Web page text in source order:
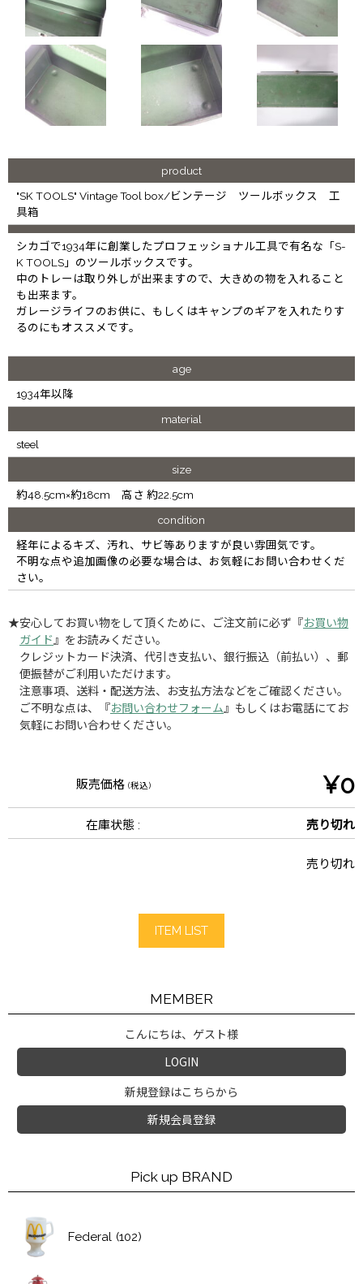
product
"SK TOOLS" Vintage Tool box/ビンテージ ツールボックス 工
具箱
シカゴで1934年に創業したプロフェッショナル工具で有名な「S-
K TOOLS」のツールボックスです。
中のトレーは取り外しが出来ますので、大きめの物を入れること
も出来ます。
ガレージライフのお供に、もしくはキャンプのギアを入れたりす
るのにもオススメです。
age
1934年以降
material
steel
size
約48.5cm×約18cm 高さ 約22.5cm
condition
経年によるキズ、汚れ、サビ等ありますが良い雰囲気です。
不明な点や追加画像の必要な場合は、お気軽にお問い合わせくだ
さい。
★安心してお買い物をして頂くために、ご注文前に必ず『お買い物
ガイド 』をお読みください。
クレジットカード決済、代引き支払い、銀行振込（前払い）、郵
便振替がご利用いただけます。
注意事項、送料・配送方法、お支払方法などをご確認ください。
ご不明な点は、『お問い合わせフォーム 』もしくはお電話にてお
気軽にお問い合わせください。
販売価格 (税込) ¥0
在庫状態 : 売り切れ
売り切れ
ITEM LIST
MEMBER
こんにちは、ゲスト様
LOGIN
新規登録はこちらから
新規会員登録
Pick up BRAND
Federal (102)